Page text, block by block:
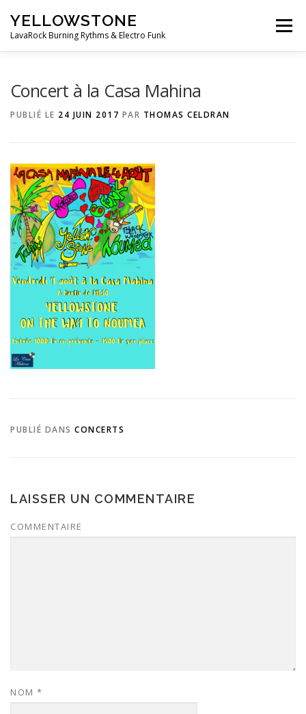
contenu
YELLOWSTONE
LavaRock Burning Rythms & Electro Funk
Menu
Concert à la Casa Mahina
PUBLIÉ LE 24 JUIN 2017 PAR THOMAS CELDRAN
PUBLIÉ DANS CONCERTS
LAISSER UN COMMENTAIRE
COMMENTAIRE
NOM *